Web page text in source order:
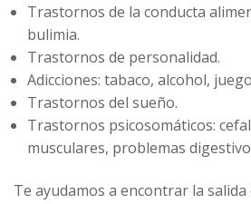
Trastornos de la conducta
bulimia.
Trastornos de personalidad.
Adicciones: tabaco, alcohol,
Trastornos del sueño.
Trastornos psicosomáticos:
musculares, problemas
Te ayudamos a encontrar la